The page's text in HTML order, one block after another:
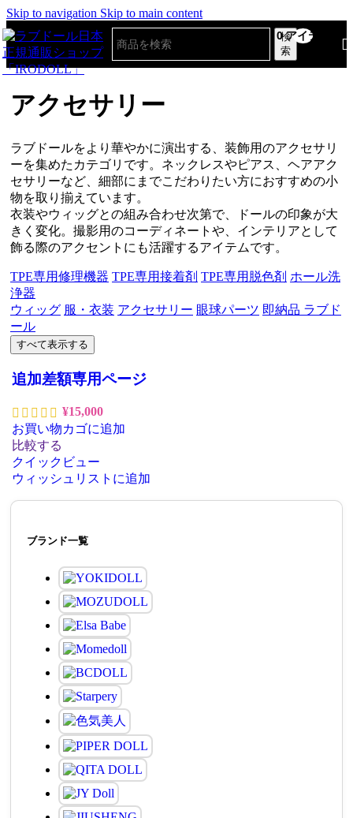
Skip to navigation Skip to main content
検
索
0アイテム
アクセサリー
ラブドールをより華やかに演出する、装飾用のアクセサリ
ーを集めたカテゴリです。ネックレスやピアス、ヘアアク
セサリーなど、細部にまでこだわりたい方におすすめの小
物を取り揃えています。
衣装やウィッグとの組み合わせ次第で、ドールの印象が大
きく変化。撮影用のコーディネートや、インテリアとして
飾る際のアクセントにも活躍するアイテムです。
TPE専用修理機器 TPE専用接着剤 TPE専用脱色剤 ホール洗
浄器
ウィッグ 服・衣装 アクセサリー 眼球パーツ 即納品 ラブド
ール
すべて表示する
追加差額専用ページ
¥15,000
お買い物カゴに追加
比較する
クイックビュー
ウィッシュリストに追加
ブランド一覧